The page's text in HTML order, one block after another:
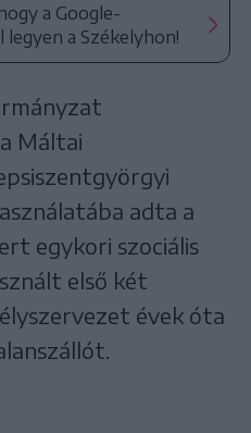
a Google-
a Székelyhon!
Máltai
adta a
egykori szociális
első két
évek óta